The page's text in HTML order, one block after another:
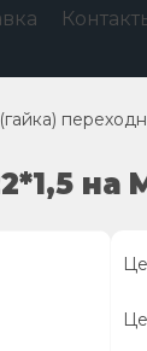
на